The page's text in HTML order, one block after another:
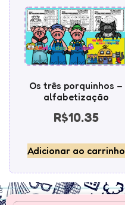
Os três porquinhos –
alfabetização
R$10.35
Adicionar ao carrinho